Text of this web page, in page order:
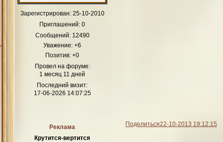
Зарегистрирован: 25-10-2010
Приглашений: 0
Сообщений:12490
Уважение: +6
Позитив: +0
Провел на форуме:
1 месяц 11 дней
Последний визит:
17-06-2026 14:07:25
Поделиться22-10-2013 19:12:15
Реклама
Крутится-вертится